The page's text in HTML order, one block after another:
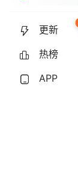
更新
热榜
APP